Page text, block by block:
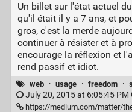
Un billet sur l'état actuel
qu'il était il y a 7 ans, et
gros, c'est la merde
continuer à résister et à
encourage la réflexion et
rend passif et idiot.
web · usage · freedom ·
July 20, 2015 at 6:05:45 PM
https://medium.com/matter/the-